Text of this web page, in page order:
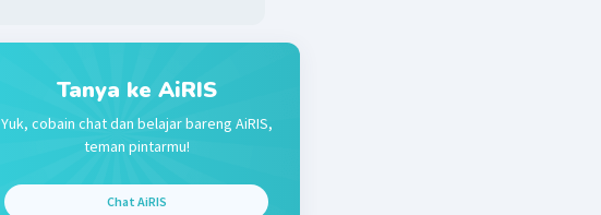
Tanya ke AiRIS
Yuk, cobain chat dan belajar bareng AiRIS,
teman pintarmu!
Chat AiRIS